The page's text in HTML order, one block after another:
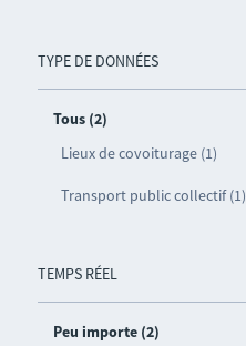
TYPE DE DONNÉES
Tous (2)
Lieux de covoiturage (1)
Transport public collectif (1)
TEMPS RÉEL
Peu importe (2)